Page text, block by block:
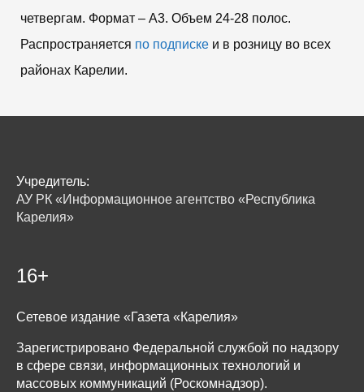
четвергам. Формат – A3. Объем 24-28 полос.
Распространяется по подпискеи в розницу во всех
районах Карелии.
Учредитель:
АУ РК «Информационное агентство «Республика
Карелия»
16+
Сетевое издание «Газета «Карелия»
Зарегистрировано Федеральной службой по надзору
в сфере связи, информационных технологий и
массовых коммуникаций (Роскомнадзор).